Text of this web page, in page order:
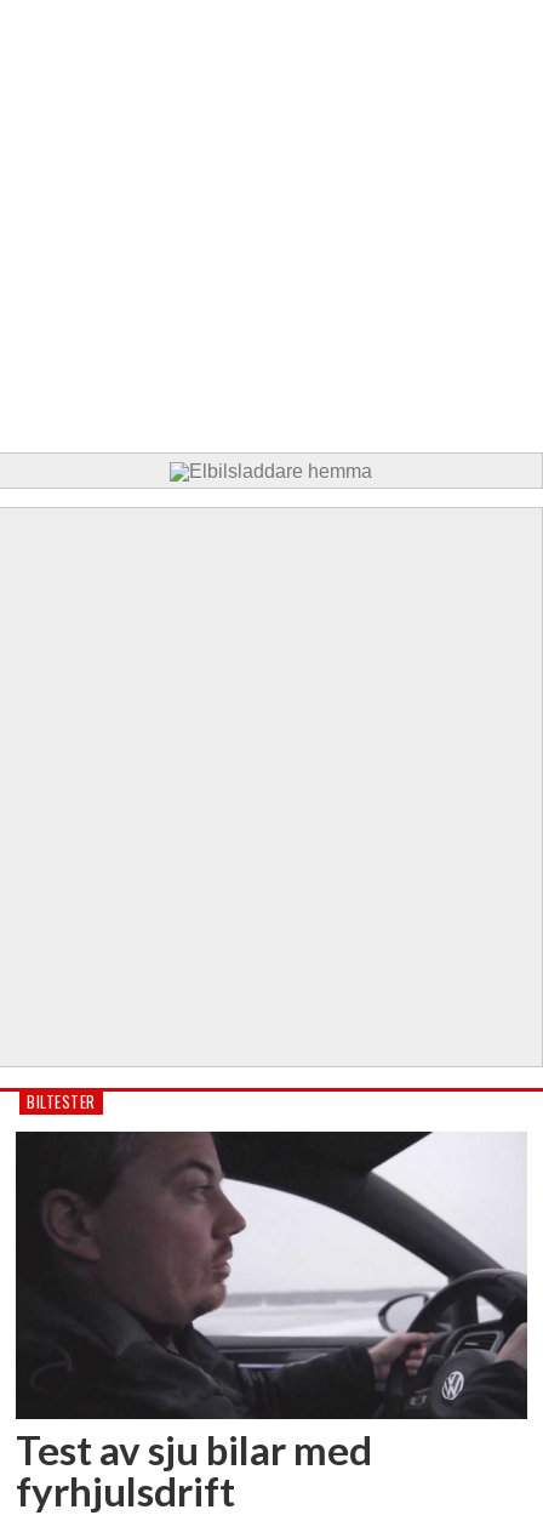
BILTESTER
Test av sju bilar med
fyrhjulsdrift